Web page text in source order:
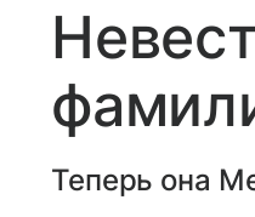
Теперь она